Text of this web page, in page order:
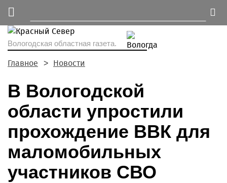
Вологодская областная газета.
Главное Новости
В Вологодской
области упростили
прохождение ВВК для
маломобильных
участников СВО